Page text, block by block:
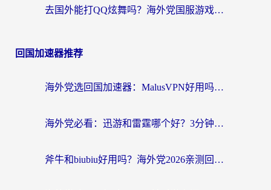
去国外能打QQ炫舞吗？海外党国服游戏不卡顿的终极指南
回国加速器推荐
海外党选回国加速器：MalusVPN好用吗？和快帆VPN哪个好？附真实对比与避坑指南
海外党必看：迅游和雷霆哪个好？3分钟教你选对回国加速器，无缝刷国内剧玩手游
斧牛和biubiu好用吗？海外党2026亲测回国加速器指南，附番茄加速器深度体验